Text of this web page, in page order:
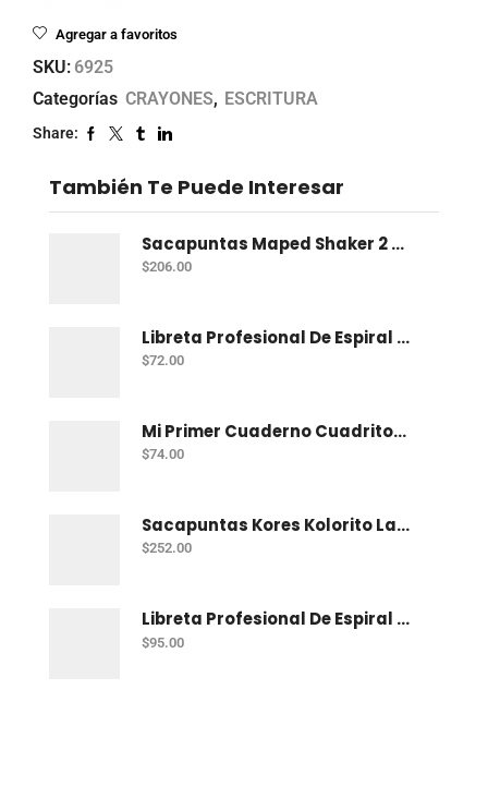
Agregar a favoritos
SKU: 6925
Categorías CRAYONES, ESCRITURA
Share:
También Te Puede Interesar
Sacapuntas Maped Shaker 2 Orificios - Bote Con 12
$206.00
Libreta Profesional De Espiral Norma Color 100 H C-7
$72.00
Mi Primer Cuaderno Cuadritos "A" (10Mm) 50 Hojas Norma
$74.00
Sacapuntas Kores Kolorito Lapiz 1 Orif C/20
$252.00
Libreta Profesional De Espiral Printaform Arcoiris Pastel 100 H Ry
$95.00